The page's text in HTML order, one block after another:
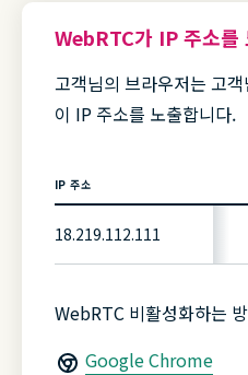
WebRTC가 IP 주소를
고객님의 브라우저는 고
이 IP 주소를 노출합니다.
IP 주소
18.219.112.111
WebRTC 비활성화하는
Google Chrome